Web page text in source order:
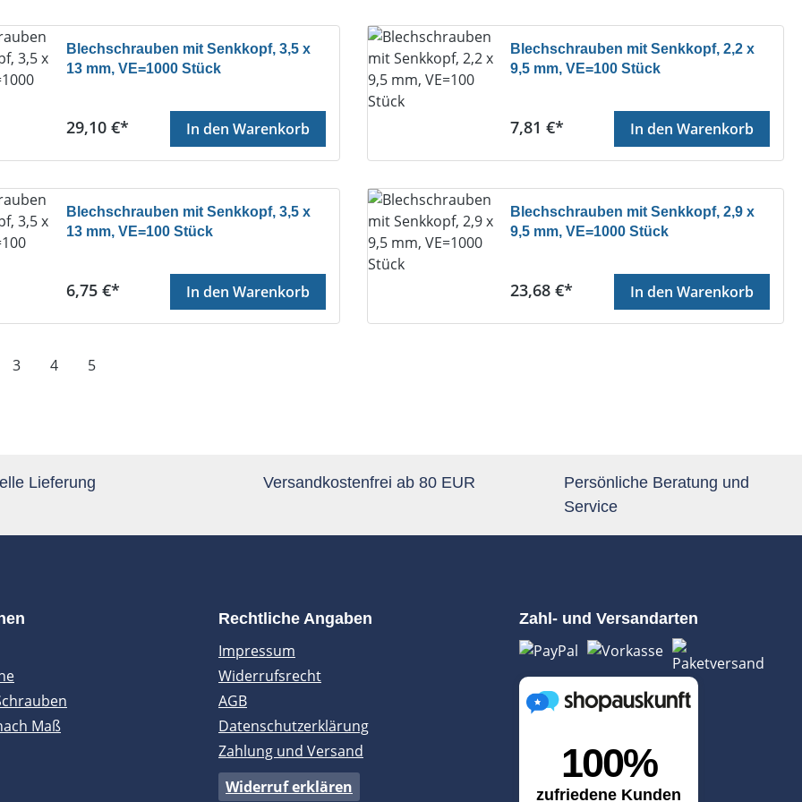
Blechschrauben mit Senkkopf, 3,5 x
13 mm, VE=1000 Stück
Regulärer Preis:
29,10 €* In den Warenkorb
Blechschrauben mit Senkkopf, 2,2 x
9,5 mm, VE=100 Stück
Regulärer Preis:
7,81 €* In den Warenkorb
Blechschrauben mit Senkkopf, 3,5 x
13 mm, VE=100 Stück
Regulärer Preis:
6,75 €* In den Warenkorb
Blechschrauben mit Senkkopf, 2,9 x
9,5 mm, VE=1000 Stück
Regulärer Preis:
23,68 €* In den Warenkorb
Seite
3 Seite
4 Seite
5
Lieferung Versandkostenfrei ab 80 EUR
Persönliche Beratung und
Service
Maß
Rechtliche Angaben
Impressum
Widerrufsrecht
AGB
Datenschutzerklärung
Zahlung und Versand
Widerruf erklären
Zahl- und Versandarten